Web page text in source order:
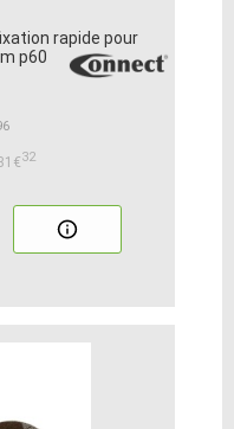
rapide pour
p60
32